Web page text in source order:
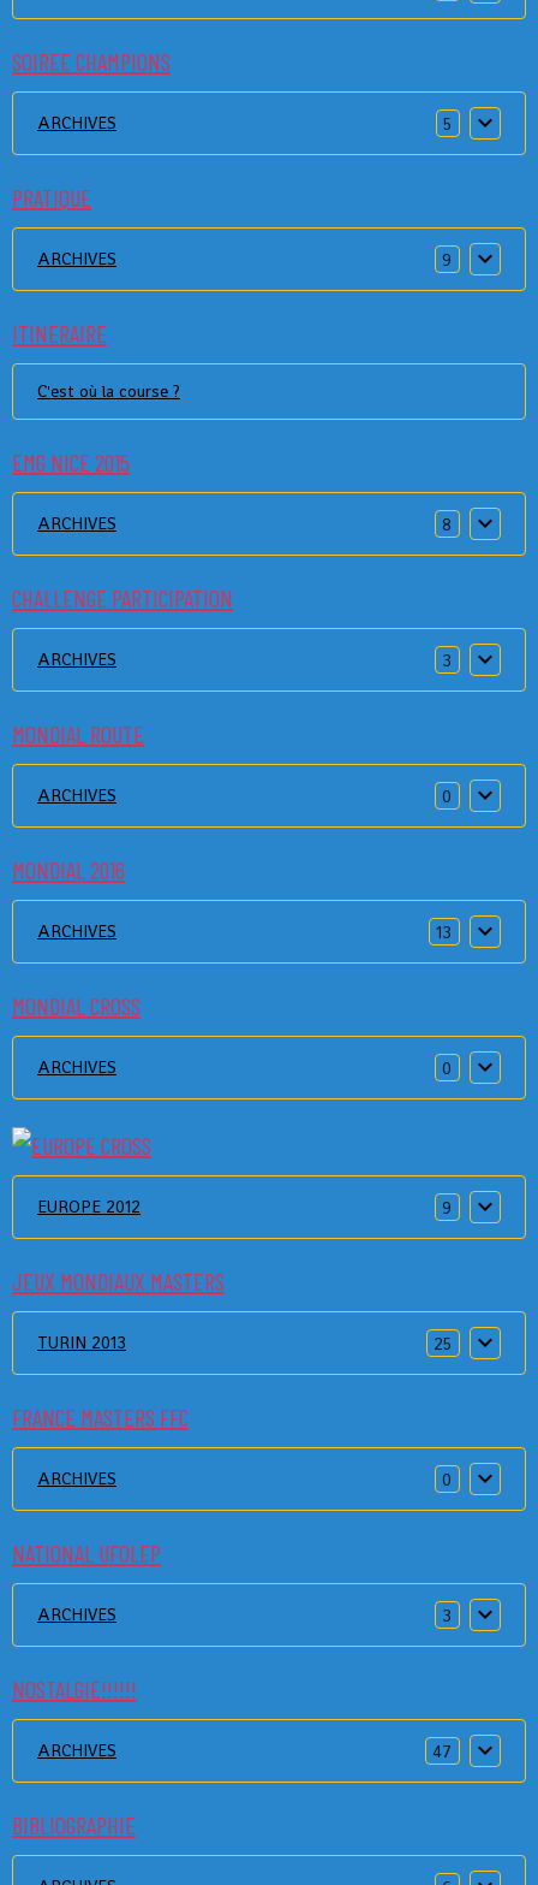
SOIREE CHAMPIONS
ARCHIVES 5
PRATIQUE
ARCHIVES 9
ITINERAIRE
C'est où la course ?
EMG NICE 2015
ARCHIVES 8
CHALLENGE PARTICIPATION
ARCHIVES 3
MONDIAL ROUTE
ARCHIVES 0
MONDIAL 2016
ARCHIVES 13
MONDIAL CROSS
ARCHIVES 0
EUROPE 2012 9
JEUX MONDIAUX MASTERS
TURIN 2013 25
FRANCE MASTERS FFC
ARCHIVES 0
NATIONAL UFOLEP
ARCHIVES 3
NOSTALGIE!!!!!!
ARCHIVES 47
BIBLIOGRAPHIE